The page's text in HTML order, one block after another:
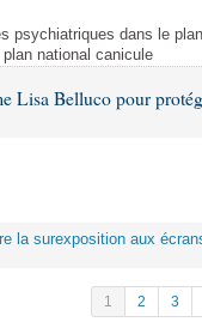
psychiatriques dans le
national canicule
Lisa Belluco pour
la surexposition aux
1 2 3